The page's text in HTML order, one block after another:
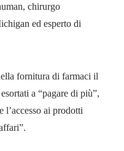
chirurgo
ed esperto di
fornitura di farmaci il
a “pagare di più”,
l’accesso ai prodotti